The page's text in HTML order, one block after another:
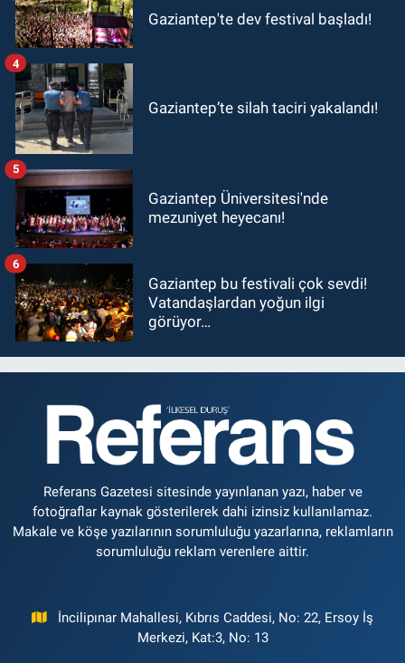
Gaziantep'te dev festival başladı!
Gaziantep’te silah taciri yakalandı!
4
Gaziantep Üniversitesi'nde
mezuniyet heyecanı!
5
Gaziantep bu festivali çok sevdi!
Vatandaşlardan yoğun ilgi
görüyor…
6
Referans Gazetesi sitesinde yayınlanan yazı, haber ve
fotoğraflar kaynak gösterilerek dahi izinsiz kullanılamaz.
Makale ve köşe yazılarının sorumluluğu yazarlarına, reklamların
sorumluluğu reklam verenlere aittir.
İncilipınar Mahallesi, Kıbrıs Caddesi, No: 22, Ersoy İş
Merkezi, Kat:3, No: 13